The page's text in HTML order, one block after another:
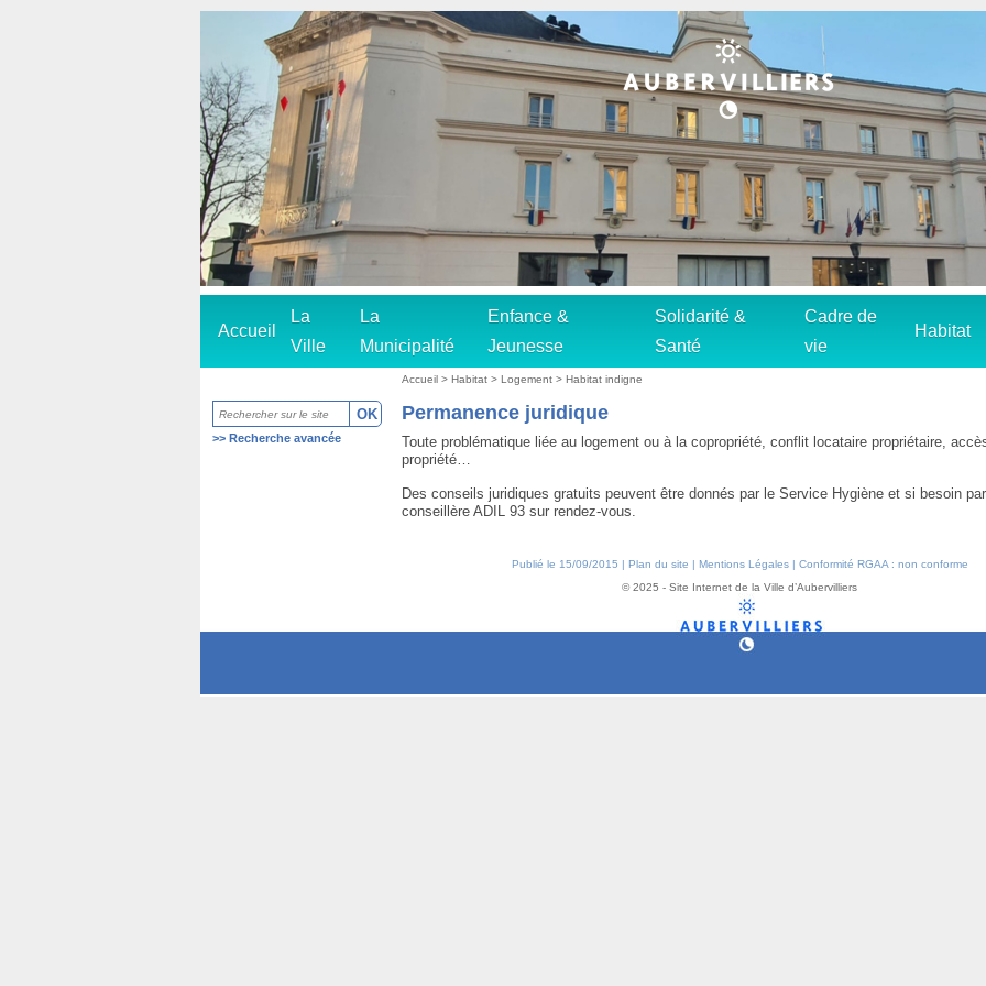
Accueil
La
Ville
La
Municipalité
Enfance &
Jeunesse
Solidarité &
Santé
Cadre de
vie
Habitat
>> Recherche avancée
Accueil >Habitat>Logement>Habitat indigne
Permanence juridique
Toute problématique liée au logement ou à la copropriété, conflit locataire propriétaire,
propriété…
Des conseils juridiques gratuits peuvent être donnés par le Service Hygiène et si besoin
conseillère ADIL 93 sur rendez-vous.
Publié le 15/09/2015 | Plan du site | Mentions Légales| Conformité RGAA : non conforme
© 2025 - Site Internet de la Ville d’Aubervilliers